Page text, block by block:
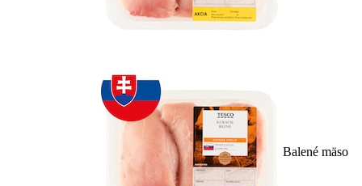
Balené mäso